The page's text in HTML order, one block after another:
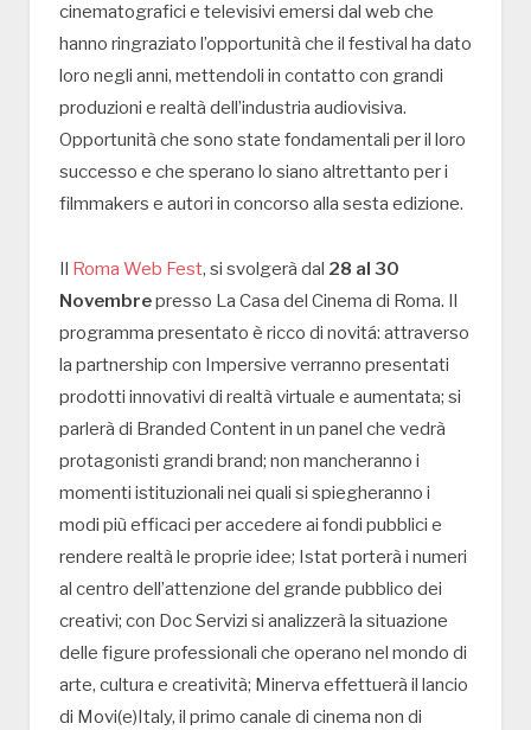
cinematografici e televisivi emersi dal web che
hanno ringraziato l’opportunità che il festival ha dato
loro negli anni, mettendoli in contatto con grandi
produzioni e realtà dell’industria audiovisiva.
Opportunità che sono state fondamentali per il loro
successo e che sperano lo siano altrettanto per i
filmmakers e autori in concorso alla sesta edizione.
Il Roma Web Fest, si svolgerà dal 28 al 30
Novembrepresso La Casa del Cinema di Roma. Il
programma presentato è ricco di novitá: attraverso
la partnership con Impersive verranno presentati
prodotti innovativi di realtà virtuale e aumentata; si
parlerà di Branded Content in un panel che vedrà
protagonisti grandi brand; non mancheranno i
momenti istituzionali nei quali si spiegheranno i
modi più efficaci per accedere ai fondi pubblici e
rendere realtà le proprie idee; Istat porterà i numeri
al centro dell’attenzione del grande pubblico dei
creativi; con Doc Servizi si analizzerà la situazione
delle figure professionali che operano nel mondo di
arte, cultura e creatività; Minerva effettuerà il lancio
di Movi(e)Italy, il primo canale di cinema non di